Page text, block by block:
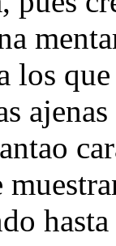
los